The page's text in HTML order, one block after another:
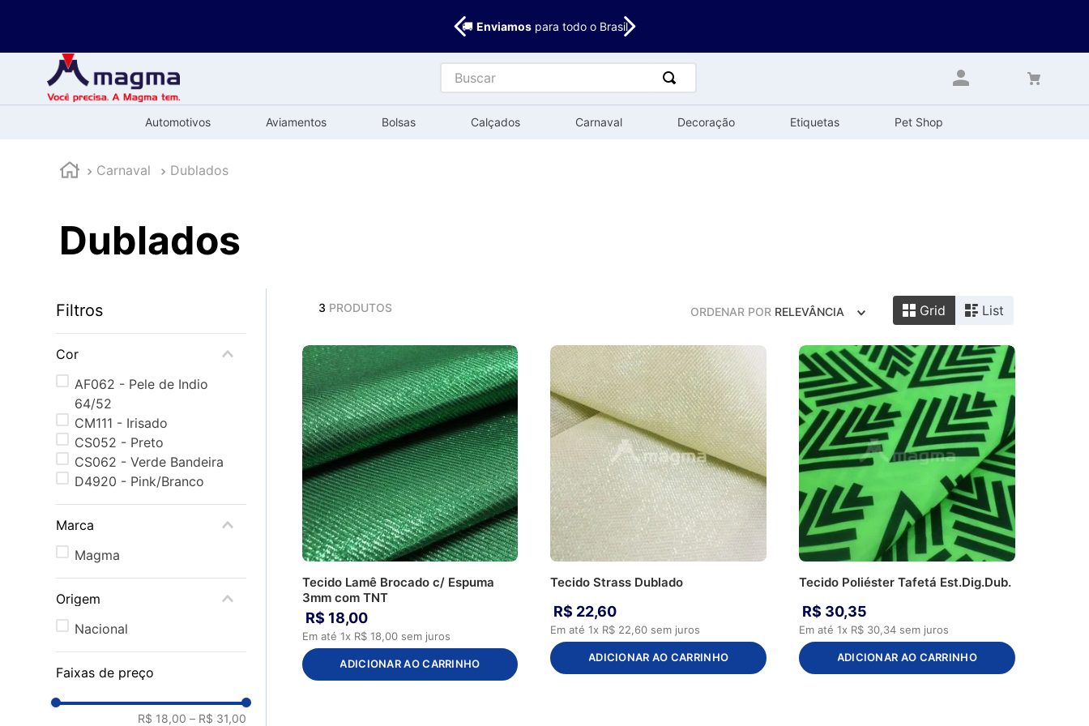
🚚 Enviamospara todo o Brasil
Buscar
Automotivos Aviamentos Bolsas Calçados Carnaval Decoração Etiquetas Pet Shop
Carnaval Dublados
Dublados
Filtros
Cor
AF062 - Pele de Indio
64/52
CM111 - Irisado
CS052 - Preto
CS062 - Verde Bandeira
D4920 - Pink/Branco
Marca
Magma
Origem
Nacional
Faixas de preço
R$ 18,00 – R$ 31,00
3 PRODUTOS ORDENAR POR RELEVÂNCIA Grid List
Tecido Lamê Brocado c/ Espuma
3mm com TNT
R$ 18,00
Em até 1x R$ 18,00sem juros
ADICIONAR AO CARRINHO
Tecido Strass Dublado
R$ 22,60
Em até1x R$ 22,60 sem juros
ADICIONAR AO CARRINHO
Tecido Poliéster Tafetá Est.Dig.Dub.
R$ 30,35
Em até 1x R$ 30,34sem juros
ADICIONAR AO CARRINHO